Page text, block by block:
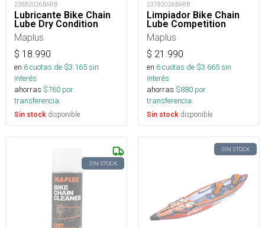
23882026BARB
Lubricante Bike Chain
Lube Dry Condition
Maplus
$ 18.990
en 6cuotas de $3.165sin
interés
ahorras $760 por
transferencia.
Sin stock disponible
23782026BARB
Limpiador Bike Chain
Lube Competition
Maplus
$ 21.990
en 6cuotas de $3.665sin
interés
ahorras $880 por
transferencia.
Sin stock disponible
SIN STOCK
SIN STOCK